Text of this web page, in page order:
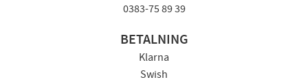
0383-75 89 39
BETALNING
Klarna
Swish